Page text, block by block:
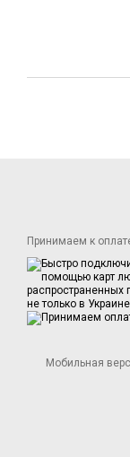
Принимаем к
Мобильная